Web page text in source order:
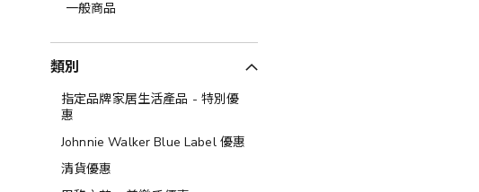
一般商品
類別
指定品牌家居生活產品 - 特別優
惠
Johnnie Walker Blue Label 優惠
清貨優惠